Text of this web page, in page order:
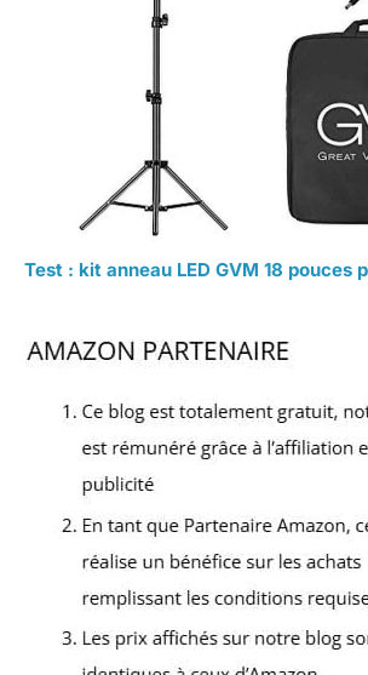
Test : kit anneau LED GVM 18 pouces